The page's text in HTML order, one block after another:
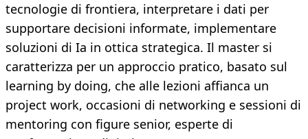
tecnologie di frontiera, interpretare i dati per
supportare decisioni informate, implementare
soluzioni di Ia in ottica strategica. Il master si
caratterizza per un approccio pratico, basato sul
learning by doing, che alle lezioni affianca un
project work, occasioni di networking e sessioni di
mentoring con figure senior, esperte di